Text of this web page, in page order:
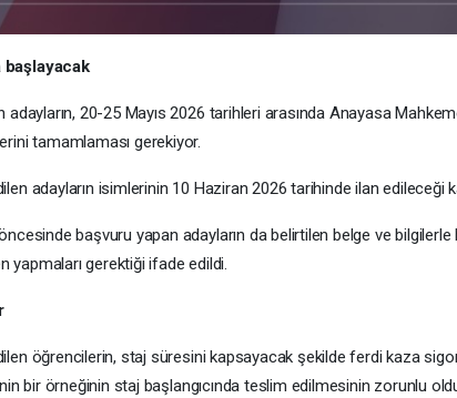
başlayacak
adayların, 20-25 Mayıs 2026 tarihleri arasında Anayasa
tamamlaması gerekiyor.
adayların isimlerinin 10 Haziran 2026 tarihinde ilan edileceği
başvuru yapan adayların da belirtilen belge ve bilgilerle
yapmaları gerektiği ifade edildi.
öğrencilerin, staj süresini kapsayacak şekilde ferdi kaza
bir örneğinin staj başlangıcında teslim edilmesinin zorunlu